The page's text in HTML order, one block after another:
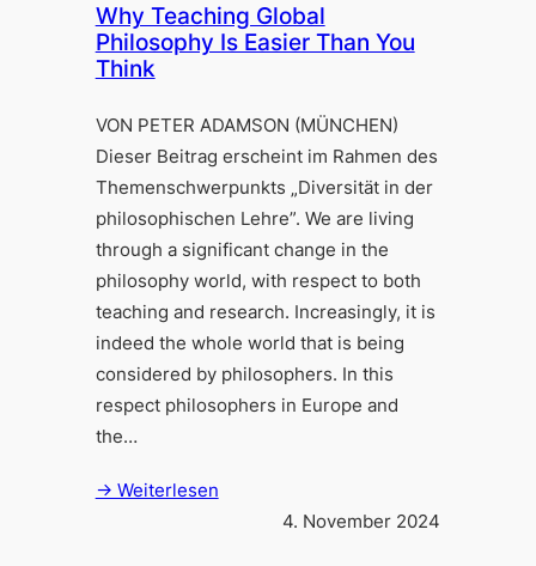
Why Teaching Global
Philosophy Is Easier Than You
Think
VON PETER ADAMSON (MÜNCHEN)
Dieser Beitrag erscheint im Rahmen des
Themenschwerpunkts „Diversität in der
philosophischen Lehre”. We are living
through a significant change in the
philosophy world, with respect to both
teaching and research. Increasingly, it is
indeed the whole world that is being
considered by philosophers. In this
respect philosophers in Europe and
the…
→ Weiterlesen
4. November 2024